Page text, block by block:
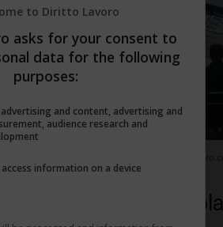
per ottenere le
to Diritto Lavoro
asks for your consent to
data for the following
purposes:
and content, advertising and
audience research and
information on a device